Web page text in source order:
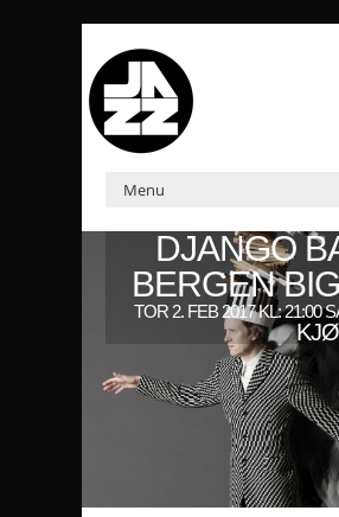
DJANGO
BERGEN
TOR 2. FEB 2017 KL: 21:00